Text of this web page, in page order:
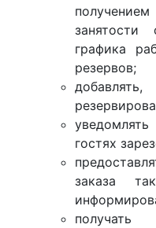
графика
резервов;
гостях
заказа